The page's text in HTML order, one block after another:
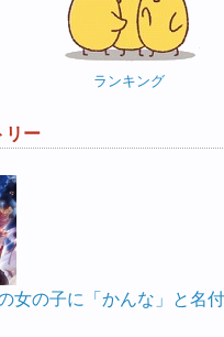
ランキング
リー
女の子に「かんな」と名